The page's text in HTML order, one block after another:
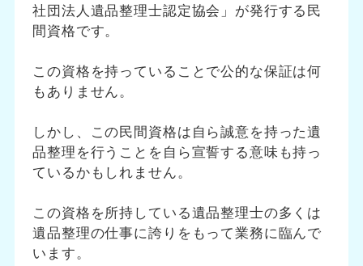
社団法人遺品整理士認定協会」が発行する民
間資格です。
この資格を持っていることで公的な保証は何
もありません。
しかし、この民間資格は自ら誠意を持った遺
品整理を行うことを自ら宣誓する意味も持っ
ているかもしれません。
この資格を所持している遺品整理士の多くは
遺品整理の仕事に誇りをもって業務に臨んで
います。